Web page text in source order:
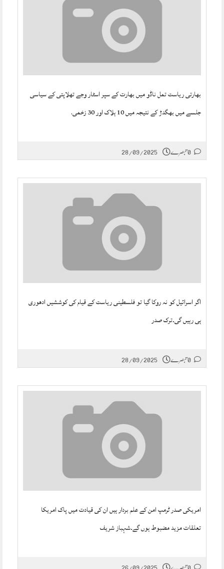
بھارتی ریاست تمل ناڈو میں بھارت کے سپر اسٹار وجے تھلاپتی کے سیاسی
جلسے میں بھگدڑ کے نتیجہ میں 10 ہلاک اور 30 زخمی.
28/09/2025
اگر اسرائیل کو نہ روکا گیا تو فلسطینی ریاست کے قیام کی کوششیں ادھوری
ہی رہیں گی۔ترک صدر
28/09/2025
امریکی صدر ٹرمپ امن کے علم بردار ہیں ان کی قیادت میں پاک امریکا
تعلقات مزید مضبوط ہوں گے۔شہباز شریف
26/09/2025